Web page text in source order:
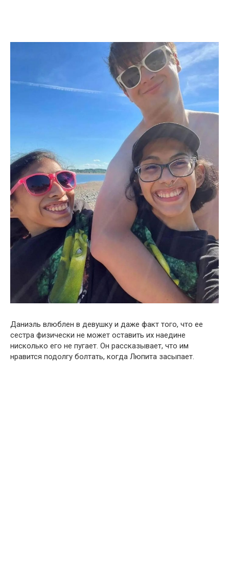
Даниэль влюблен в девушку и даже факт того, что ее
сестра физически не может оставить их наедине
нисколько его не пугает. Он рассказывает, что им
нравится подолгу болтать, когда Люпита засыпает.